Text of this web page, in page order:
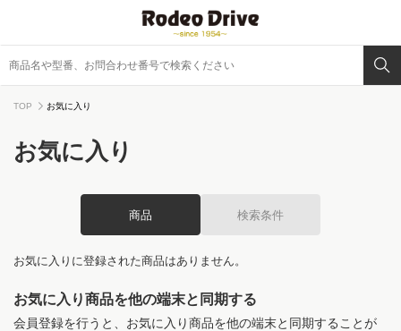
TOP お気に入り
お気に入り
商品 検索条件
お気に入りに登録された商品はありません。
お気に入り商品を他の端末と同期する
会員登録を行うと、お気に入り商品を他の端末と同期することが